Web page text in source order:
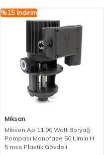
%15 İndirim
Miksan
Miksan Ap 11 90 Watt Boryağ
Pompası Monofaze 50 L/min H
5 mss Plastik Gövdeli